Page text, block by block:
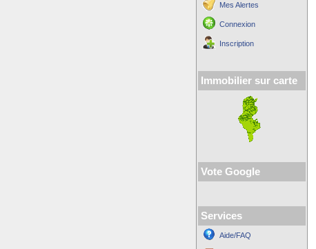
Mes Alertes
Connexion
Inscription
Immobilier sur carte
Vote Google
Services
Aide/FAQ